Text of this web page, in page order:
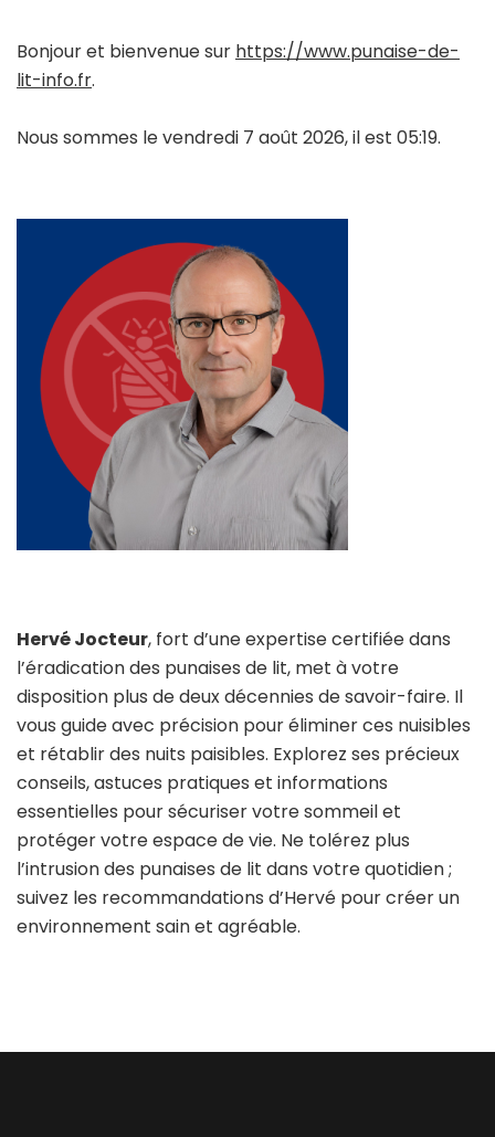
Bonjour et bienvenue sur https://www.punaise-de-
lit-info.fr.
Nous sommes le vendredi 7 août 2026, il est 05:19.
Hervé Jocteur, fort d’une expertise certifiée dans
l’éradication des punaises de lit, met à votre
disposition plus de deux décennies de savoir-faire. Il
vous guide avec précision pour éliminer ces nuisibles
et rétablir des nuits paisibles. Explorez ses précieux
conseils, astuces pratiques et informations
essentielles pour sécuriser votre sommeil et
protéger votre espace de vie. Ne tolérez plus
l’intrusion des punaises de lit dans votre quotidien ;
suivez les recommandations d’Hervé pour créer un
environnement sain et agréable.